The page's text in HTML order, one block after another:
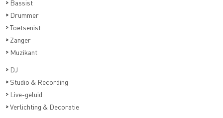
> Bassist
> Drummer
>Toetsenist
> Zanger
> Muzikant
> DJ
> Studio & Recording
> Live-geluid
>Verlichting & Decoratie